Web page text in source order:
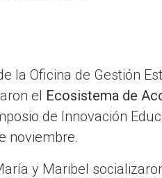
la Oficina de Gestión
el Ecosistema de
de Innovación
noviembre.
y Maribel